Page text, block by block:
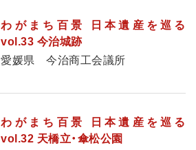
わがまち百景 日本遺産を巡る
vol.33 今治城跡
愛媛県 今治商工会議所
わがまち百景 日本遺産を巡る
vol.32 天橋立・傘松公園